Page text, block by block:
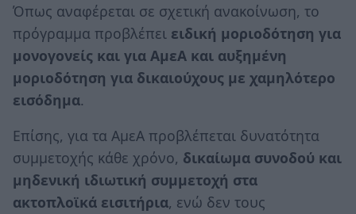
Όπως αναφέρεται σε σχετική ανακοίνωση, το
πρόγραμμα προβλέπει ειδική μοριοδότηση για
μονογονείς και για ΑμεΑ και αυξημένη
μοριοδότηση για δικαιούχους με χαμηλότερο
εισόδημα.
Επίσης, για τα ΑμεΑ προβλέπεται δυνατότητα
συμμετοχής κάθε χρόνο, δικαίωμα συνοδού και
μηδενική ιδιωτική συμμετοχή στα
ακτοπλοϊκά εισιτήρια, ενώ δεν τους